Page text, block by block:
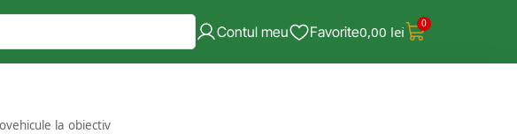
Contul meu Favorite0,00 lei 0
la obiectiv